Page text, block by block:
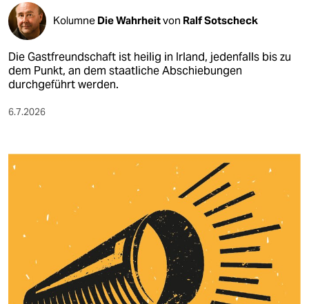
Kolumne Die Wahrheitvon Ralf Sotscheck
Die Gastfreundschaft ist heilig in Irland, jedenfalls bis zu
dem Punkt, an dem staatliche Abschiebungen
durchgeführt werden.
6.7.2026